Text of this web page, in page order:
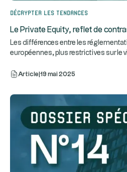
Décrypter les tendances
Le Private Equity, reflet de
Les différences entre les
européennes, plus restrictives sur le
Article 19 mai 2025